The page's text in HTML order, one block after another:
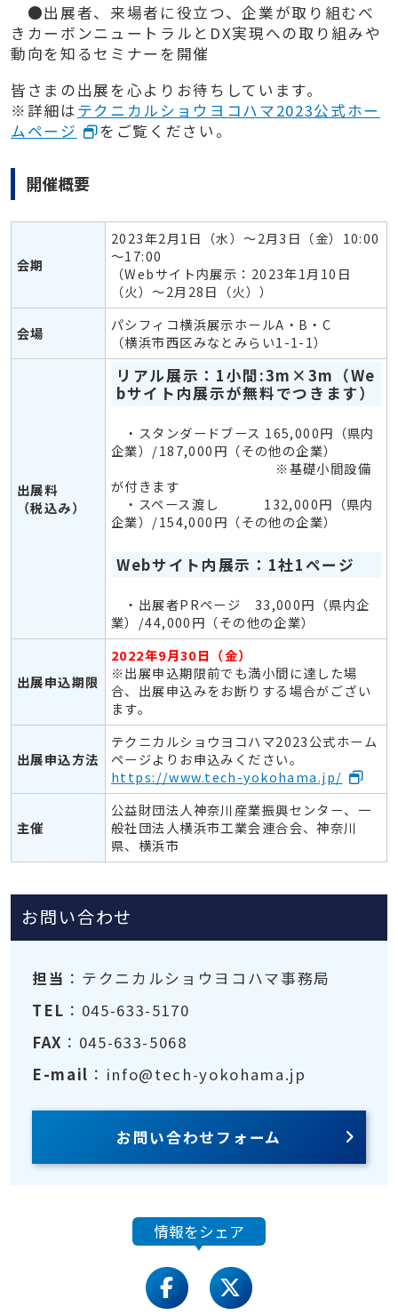
●出展者、来場者に役立つ、企業が取り組むべ
きカーボンニュートラルとDX実現への取り組みや
動向を知るセミナーを開催
皆さまの出展を心よりお待ちしています。
※詳細はテクニカルショウヨコハマ2023公式ホー
ムページ
をご覧ください。
開催概要
会期
2023年2月1日（水）～2月3日（金）10:00
～17:00
（Webサイト内展示：2023年1月10日
（火）～2月28日（火））
会場
パシフィコ横浜展示ホールA・B・C
（横浜市西区みなとみらい1-1-1）
出展料
（税込み）
リアル展示：1小間:3m×3m（We
bサイト内展示が無料でつきます）
・スタンダードブース 165,000円（県内
企業）/187,000円（その他の企業）
※基礎小間設備
が付きます
・スペース渡し 132,000円（県内
企業）/154,000円（その他の企業）
Webサイト内展示：1社1ページ
・出展者PRページ 33,000円（県内企
業）/44,000円（その他の企業）
出展申込期限
2022年9月30日（金）
※出展申込期限前でも満小間に達した場
合、出展申込みをお断りする場合がござい
ます。
出展申込方法
テクニカルショウヨコハマ2023公式ホーム
ページよりお申込みください。
https://www.tech-yokohama.jp/
主催
公益財団法人神奈川産業振興センター、一
般社団法人横浜市工業会連合会、神奈川
県、横浜市
お問い合わせ
担当 ：テクニカルショウヨコハマ事務局
TEL ：045-633-5170
FAX ：045-633-5068
E-mail ：info@tech-yokohama.jp
お問い合わせフォーム
情報をシェア
facebooktwitter